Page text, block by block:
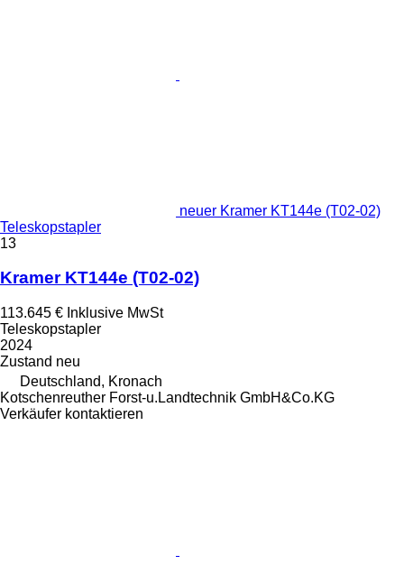
neuer Kramer KT144e (T02-02)
Teleskopstapler
13
Kramer KT144e (T02-02)
113.645 € Inklusive MwSt
Teleskopstapler
2024
Zustand neu
Deutschland, Kronach
Kotschenreuther Forst-u.Landtechnik GmbH&Co.KG
Verkäufer kontaktieren